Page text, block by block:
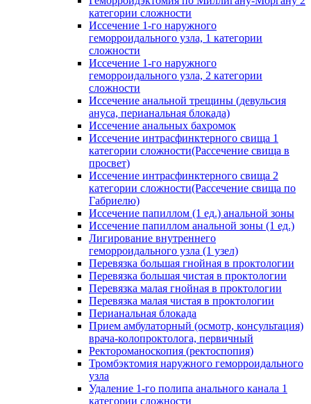
категории сложности
Иссечение 1-го наружного
геморроидального узла, 1 категории
сложности
Иссечение 1-го наружного
геморроидального узла, 2 категории
сложности
Иссечение анальной трещины (девульсия
ануса, перианальная блокада)
Иссечение анальных бахромок
Иссечение интрасфинктерного свища 1
категории сложности(Рассечение свища в
просвет)
Иссечение интрасфинктерного свища 2
категории сложности(Рассечение свища по
Габриелю)
Иссечение папиллом (1 ед.) анальной зоны
Иссечение папиллом анальной зоны (1 ед.)
Лигирование внутреннего
геморроидального узла (1 узел)
Перевязка большая гнойная в проктологии
Перевязка большая чистая в проктологии
Перевязка малая гнойная в проктологии
Перевязка малая чистая в проктологии
Перианальная блокада
Прием амбулаторный (осмотр, консультация)
врача-колопроктолога, первичный
Ректороманоскопия (ректоспопия)
Тромбэктомия наружного геморроидального
узла
Удаление 1-го полипа анального канала 1
категории сложности